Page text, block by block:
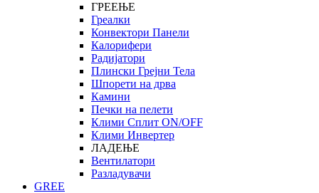
ГРЕЕЊЕ
Греалки
Конвектори Панели
Калорифери
Радијатори
Плински Грејни Тела
Шпорети на дрва
Камини
Печки на пелети
Клими Сплит ON/OFF
Клими Инвертер
ЛАДЕЊЕ
Вентилатори
Разладувачи
GREE